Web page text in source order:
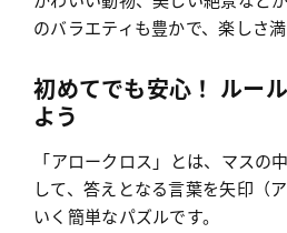
のバラエティも豊かで、楽しさ満
初めてでも安心！ ルー
よう
「アロークロス」とは、マスの
して、答えとなる言葉を矢印（
いく簡単なパズルです。